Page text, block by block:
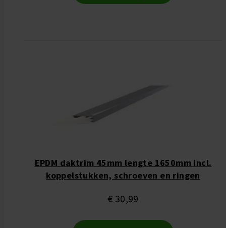
EPDM daktrim 45mm lengte 1650mm incl.
koppelstukken, schroeven en ringen
€ 30,99